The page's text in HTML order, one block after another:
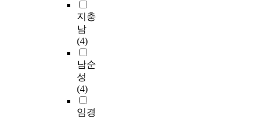
지충
남
(4)
남순
성
(4)
임경